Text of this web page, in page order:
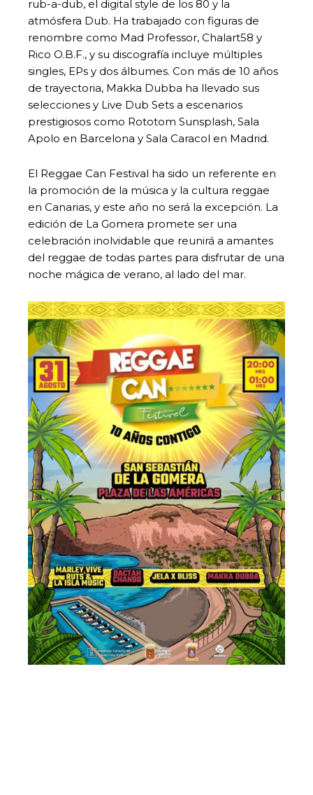
rub-a-dub, el digital style de los 80 y la
atmósfera Dub. Ha trabajado con figuras de
renombre como Mad Professor, Chalart58 y
Rico O.B.F., y su discografía incluye múltiples
singles, EPs y dos álbumes. Con más de 10 años
de trayectoria, Makka Dubba ha llevado sus
selecciones y Live Dub Sets a escenarios
prestigiosos como Rototom Sunsplash, Sala
Apolo en Barcelona y Sala Caracol en Madrid.
El Reggae Can Festival ha sido un referente en
la promoción de la música y la cultura reggae
en Canarias, y este año no será la excepción. La
edición de La Gomera promete ser una
celebración inolvidable que reunirá a amantes
del reggae de todas partes para disfrutar de una
noche mágica de verano, al lado del mar.